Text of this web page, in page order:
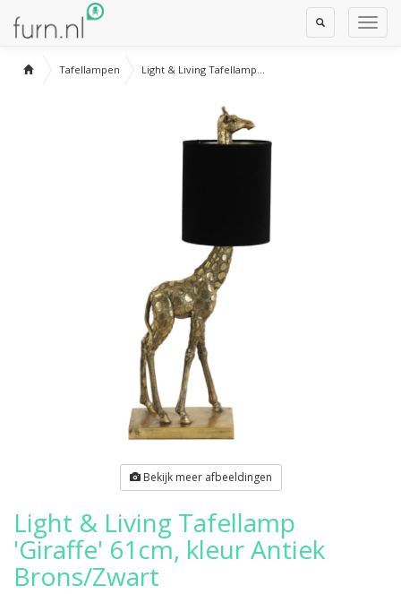
Toggle
Search
Tafellampen Light & Living Tafellamp...
Bekijk meer afbeeldingen
Light & Living Tafellamp
'Giraffe' 61cm, kleur Antiek
Brons/Zwart